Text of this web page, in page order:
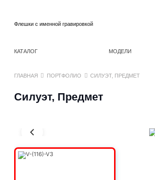
Флешки с именной гравировкой
КАТАЛОГ МОДЕЛИ
ГЛАВНАЯ ПОРТФОЛИО СИЛУЭТ, ПРЕДМЕТ
Силуэт, Предмет